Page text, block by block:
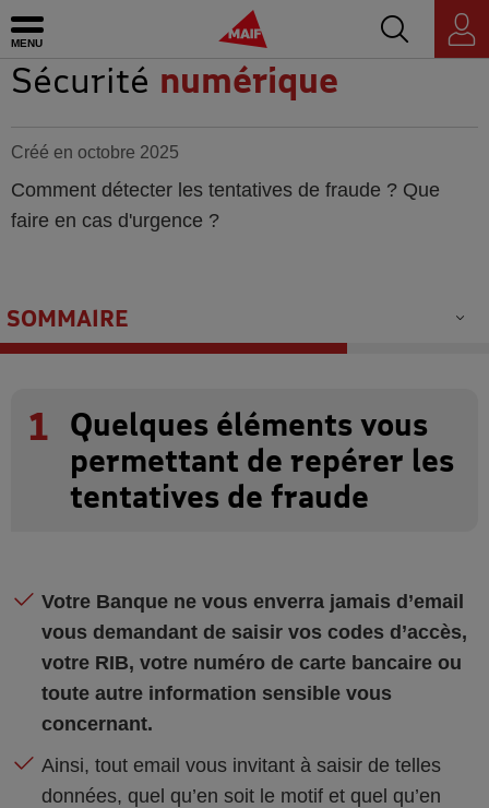
Ouvrir le menu MAIF - Allez à l'accueil de maif.fr
Accédez au
Espace
personnel
Sécurité numérique
Créé en octobre 2025
Comment détecter les tentatives de fraude ? Que
faire en cas d'urgence ?
SOMMAIRE
1
Quelques éléments vous
permettant de repérer les
tentatives de fraude
Votre Banque ne vous enverra jamais d’email
vous demandant de saisir vos codes d’accès,
votre RIB, votre numéro de carte bancaire ou
toute autre information sensible vous
concernant.
Ainsi, tout email vous invitant à saisir de telles
données, quel qu’en soit le motif et quel qu’en